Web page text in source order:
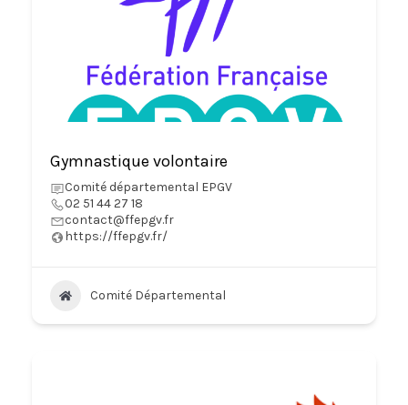
Gymnastique volontaire
Comité départemental EPGV
02 51 44 27 18
contact@ffepgv.fr
https://ffepgv.fr/
Comité Départemental